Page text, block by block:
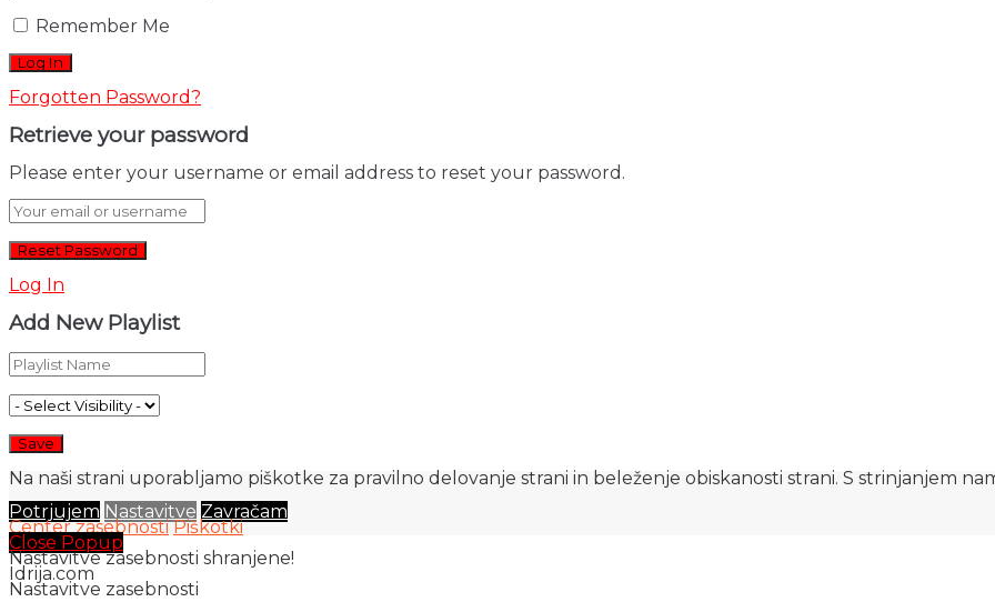
Remember Me
Forgotten Password?
Retrieve your password
Please enter your username or email address to reset your password.
Log In
Add New Playlist
Na naši strani uporabljamo piškotke za pravilno delovanje strani in beleženje obiskanosti strani. S strinjanjem
Potrjujem Nastavitve Zavračam
Center zasebnosti Piškotki
Close Popup
Nastavitve zasebnosti shranjene!
Idrija.com
Nastavitve zasebnosti